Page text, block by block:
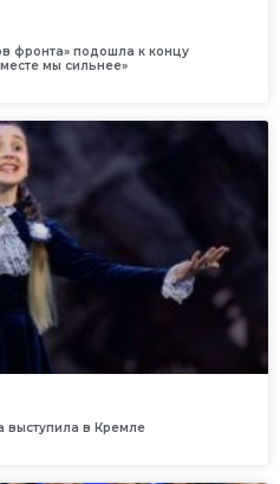
фронта» подошла к концу
мы сильнее»
выступила в Кремле